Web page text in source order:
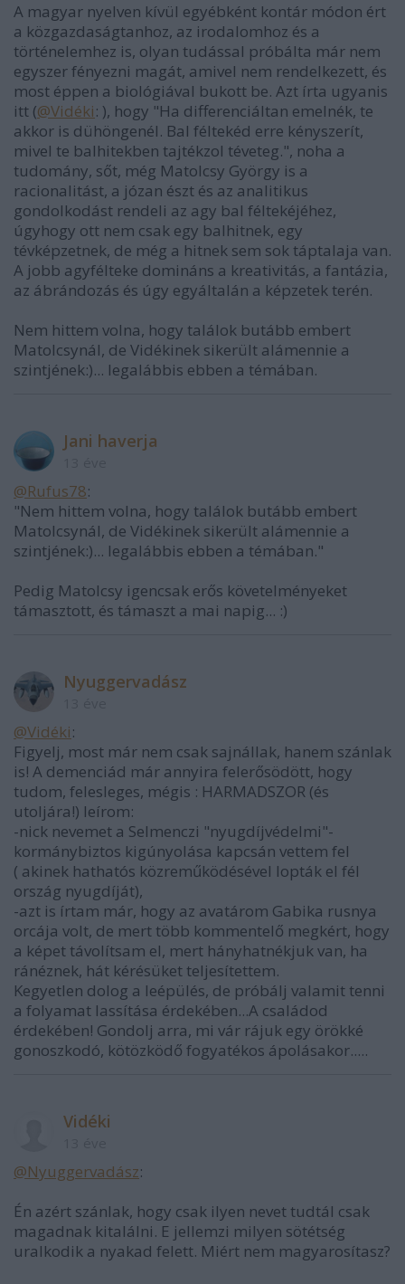
A magyar nyelven kívül egyébként kontár módon ért
a közgazdaságtanhoz, az irodalomhoz és a
történelemhez is, olyan tudással próbálta már nem
egyszer fényezni magát, amivel nem rendelkezett, és
most éppen a biológiával bukott be. Azt írta ugyanis
itt (@Vidéki: ), hogy "Ha differenciáltan emelnék, te
akkor is dühöngenél. Bal féltekéd erre kényszerít,
mivel te balhitekben tajtékzol téveteg.", noha a
tudomány, sőt, még Matolcsy György is a
racionalitást, a józan észt és az analitikus
gondolkodást rendeli az agy bal féltekéjéhez,
úgyhogy ott nem csak egy balhitnek, egy
tévképzetnek, de még a hitnek sem sok táptalaja van.
A jobb agyfélteke domináns a kreativitás, a fantázia,
az ábrándozás és úgy egyáltalán a képzetek terén.
Nem hittem volna, hogy találok butább embert
Matolcsynál, de Vidékinek sikerült alámennie a
szintjének:)... legalábbis ebben a témában.
Jani haverja
@Rufus78:
"Nem hittem volna, hogy találok butább embert
Matolcsynál, de Vidékinek sikerült alámennie a
szintjének:)... legalábbis ebben a témában."
Pedig Matolcsy igencsak erős követelményeket
támasztott, és támaszt a mai napig... :)
Nyuggervadász
@Vidéki:
Figyelj, most már nem csak sajnállak, hanem szánlak
is! A demenciád már annyira felerősödött, hogy
tudom, felesleges, mégis : HARMADSZOR (és
utoljára!) leírom:
-nick nevemet a Selmenczi "nyugdíjvédelmi"-
kormánybiztos kigúnyolása kapcsán vettem fel
( akinek hathatós közreműködésével lopták el fél
ország nyugdíját),
-azt is írtam már, hogy az avatárom Gabika rusnya
orcája volt, de mert több kommentelő megkért, hogy
a képet távolítsam el, mert hányhatnékjuk van, ha
ránéznek, hát kérésüket teljesítettem.
Kegyetlen dolog a leépülés, de próbálj valamit tenni
a folyamat lassítása érdekében...A családod
érdekében! Gondolj arra, mi vár rájuk egy örökké
gonoszkodó, kötözködő fogyatékos ápolásakor.....
Vidéki
@Nyuggervadász:
Én azért szánlak, hogy csak ilyen nevet tudtál csak
magadnak kitalálni. E jellemzi milyen sötétség
uralkodik a nyakad felett. Miért nem magyarosítasz?